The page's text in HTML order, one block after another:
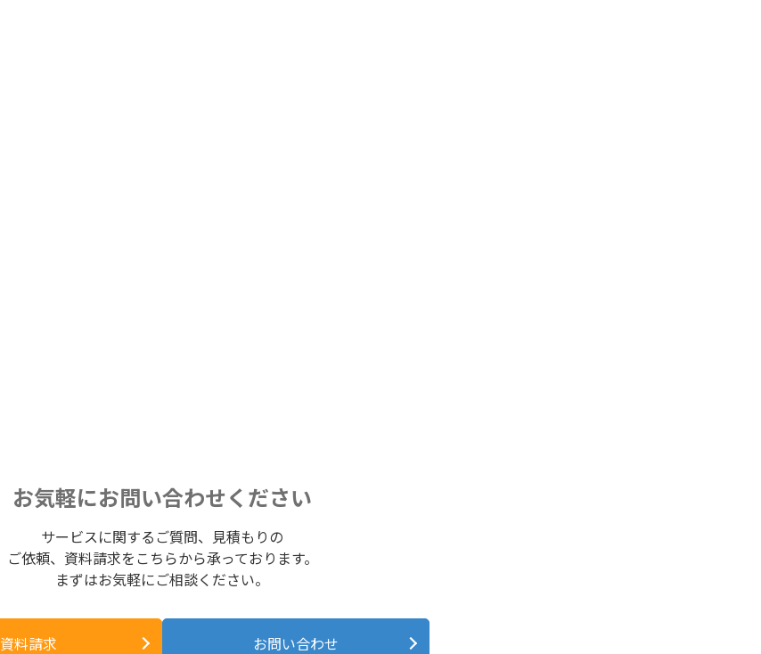
お気軽にお問い合わせください
サービスに関するご質問、見積もりの
ご依頼、資料請求をこちらから承っております。
まずはお気軽にご相談ください。
資料請求 お問い合わせ